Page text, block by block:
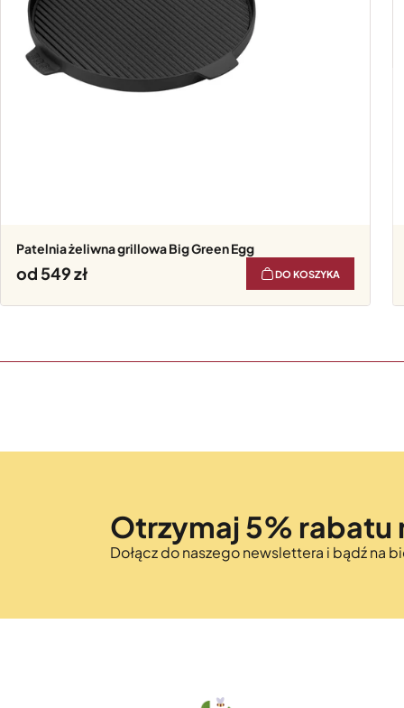
Patelnia żeliwna grillowa Big Green Egg
od 549 DO KOSZYKA
Otrzymaj 5% rabatu
Dołącz do naszego newslettera i bądź na